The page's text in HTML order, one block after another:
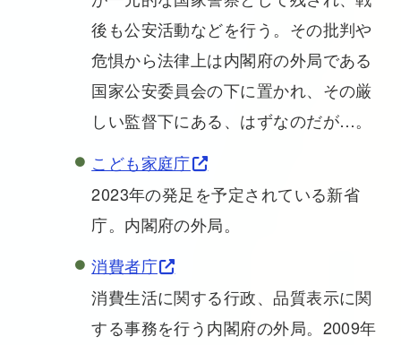
後も公安活動などを行う。その批判や
危惧から法律上は内閣府の外局である
国家公安委員会の下に置かれ、その厳
しい監督下にある、はずなのだが…。
こども家庭庁
2023年の発足を予定されている新省
庁。内閣府の外局。
消費者庁
消費生活に関する行政、品質表示に関
する事務を行う内閣府の外局。2009年